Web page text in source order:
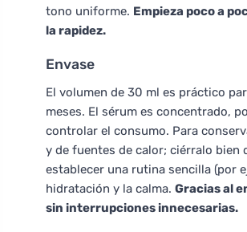
tono uniforme. Empieza poco a
la rapidez.
Envase
El volumen de 30 ml es práctico
meses. El sérum es concentrado,
controlar el consumo. Para
y de fuentes de calor; ciérralo bien
establecer una rutina sencilla (por
hidratación y la calma. Gracias al
sin interrupciones innecesarias.